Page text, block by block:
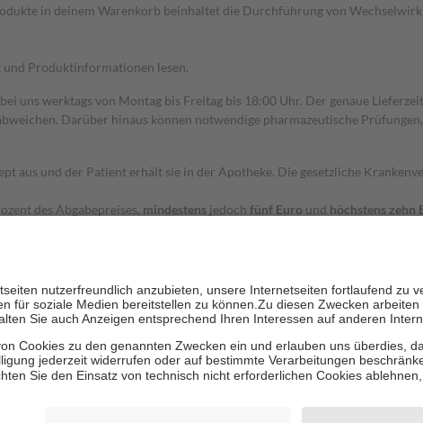
in deinem Warenkorb beinhaltet die Durchführung von
Produktinformationen lesen.
uns werktags von Montag bis Freitag bis 18:00 Uhr. Der genaue
Darüber hinaus können notwendige pharmazeutische
aus und der Patient erhält sie in der Apotheke. Die gesetzliche
des Abgabepreises, mindestens jedoch fünf Euro und höchstens zehn
stärken und die besondere Stellung der Familie zu unterstützen, fallen
Ausnahme der Fahrkosten
getragen werden
4419944605341